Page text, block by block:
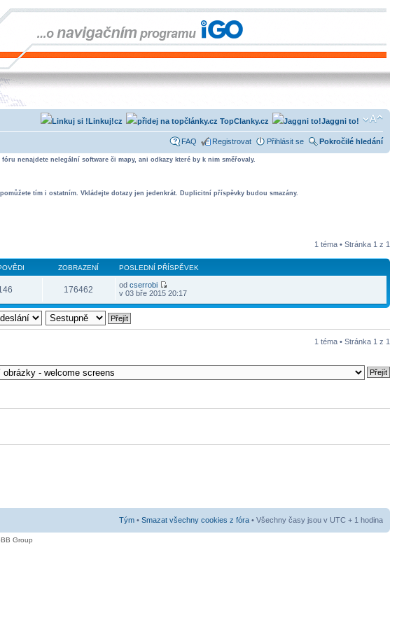
Jaggni to!
TopClanky.cz
Linkuj!cz
FAQ Registrovat Přihlásit se Pokročilé hledání
nenajdete nelegální software či mapy, ani odkazy které by k nim směřovaly.
tím i ostatním. Vkládejte dotazy jen jedenkrát. Duplicitní příspěvky budou smazány.
1 téma • Stránka 1 z 1
ZOBRAZENÍ POSLEDNÍ PŘÍSPĚVEK
176462 odcserrobi
v 03 bře 2015 20:17
1 téma • Stránka 1 z 1
Tým • Smazat všechny cookies z fóra • Všechny časy jsou v UTC + 1 hodina
Group